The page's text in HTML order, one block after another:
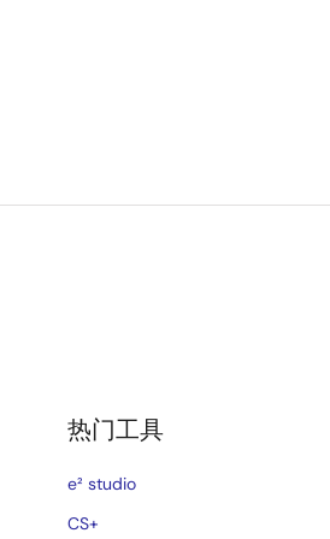
热门工具
e² studio
CS+